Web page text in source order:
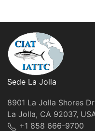
Sede La Jolla
8901 La Jolla Shores
La Jolla, CA 92037,
+1 858 666-9700